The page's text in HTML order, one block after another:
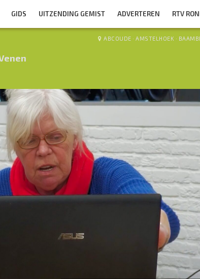
GIDS UITZENDING GEMIST ADVERTEREN RTV
ABCOUDE · AMSTELHOEK ·